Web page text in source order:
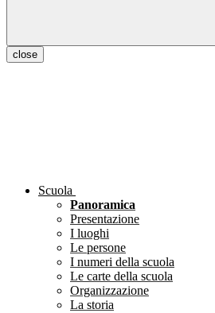
close
Scuola
Panoramica
Presentazione
I luoghi
Le persone
I numeri della scuola
Le carte della scuola
Organizzazione
La storia